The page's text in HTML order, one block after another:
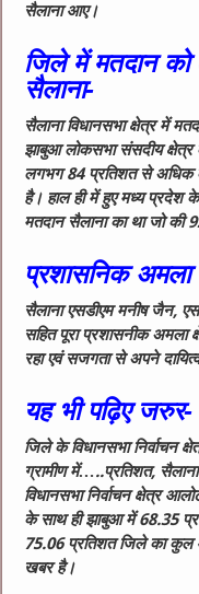
सैलाना आए।
जिले में मतदान को
सैलाना-
सैलाना विधानसभा क्षेत्र में
झाबुआ लोकसभा संसदीय क्षेत्र
लगभग 84 प्रतिशत से अधिक
है। हाल ही में हुए मध्य प्रदेश
मतदान सैलाना का था जो
प्रशासनिक
सैलाना एसडीएम मनीष जैन,
सहित पूरा प्रशासनीक अमला
रहा एवं सजगता से अपने
यह भी पढ़िए जरुर-
जिले के विधानसभा निर्वाचन
ग्रामीण में…..प्रतिशत,
विधानसभा निर्वाचन क्षेत्र
के साथ ही झाबुआ में 68.35
75.06 प्रतिशत जिले का कुल
खबर है।